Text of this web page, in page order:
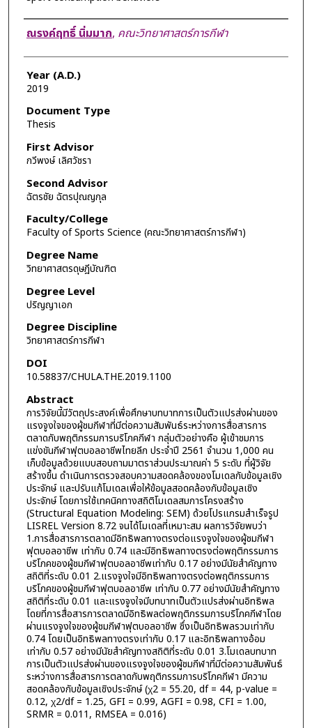
Author
ณรงค์ฤทธิ์ นิ่มมาก, คณะวิทยาศาสตร์การกีฬา
Year (A.D.)
2019
Document Type
Thesis
First Advisor
กวีพงษ์ เลิศวัชรา
Second Advisor
ฉัตรชัย ฉัตรปุณญกุล
Faculty/College
Faculty of Sports Science (คณะวิทยาศาสตร์การกีฬา)
Degree Name
วิทยาศาสตรดุษฎีบัณฑิต
Degree Level
ปริญญาเอก
Degree Discipline
วิทยาศาสตร์การกีฬา
DOI
10.58837/CHULA.THE.2019.1100
Abstract
การวิจัยนี้มีวัตถุประสงค์เพื่อศึกษาบทบาทการเป็นตัวแปรส่งผ่านของ
แรงจูงใจของผู้ชมกีฬาที่มีต่อความสัมพันธ์ระหว่างการสื่อสารการ
ตลาดกับพฤติกรรมการบริโภคกีฬา กลุ่มตัวอย่างคือ ผู้เข้าชมการ
แข่งขันกีฬาฟุตบอลอาชีพไทยลีก ประจำปี 2561 จำนวน 1,000 คน
เก็บข้อมูลด้วยแบบสอบถามมาตราส่วนประมาณค่า 5 ระดับ ที่ผู้วิจัย
สร้างขึ้น ดำเนินการตรวจสอบความสอดคล้องของโมเดลกับข้อมูลเชิง
ประจักษ์ และปรับแก้โมเดลเพื่อให้ข้อมูลสอดคล้องกับข้อมูลเชิง
ประจักษ์ โดยการใช้เทคนิคทางสถิติโมเดลสมการโครงสร้าง
(Structural Equation Modeling: SEM) ด้วยโปรแกรมสำเร็จรูป
LISREL Version 8.72 จนได้โมเดลที่เหมาะสม ผลการวิจัยพบว่า
1.การสื่อสารการตลาดมีอิทธิพลทางตรงต่อแรงจูงใจของผู้ชมกีฬา
ฟุตบอลอาชีพ เท่ากับ 0.74 และมีอิทธิพลทางตรงต่อพฤติกรรมการ
บริโภคของผู้ชมกีฬาฟุตบอลอาชีพเท่ากับ 0.17 อย่างมีนัยสำคัญทาง
สถิติที่ระดับ 0.01 2.แรงจูงใจมีอิทธิพลทางตรงต่อพฤติกรรมการ
บริโภคของผู้ชมกีฬาฟุตบอลอาชีพ เท่ากับ 0.77 อย่างมีนัยสำคัญทาง
สถิติที่ระดับ 0.01 และแรงจูงใจมีบทบาทเป็นตัวแปรส่งผ่านอิทธิพล
โดยที่การสื่อสารการตลาดมีอิทธิพลต่อพฤติกรรมการบริโภคกีฬาโดย
ผ่านแรงจูงใจของผู้ชมกีฬาฟุตบอลอาชีพ ซึ่งเป็นอิทธิพลรวมเท่ากับ
0.74 โดยเป็นอิทธิพลทางตรงเท่ากับ 0.17 และอิทธิพลทางอ้อม
เท่ากับ 0.57 อย่างมีนัยสำคัญทางสถิติที่ระดับ 0.01 3.โมเดลบทบาท
การเป็นตัวแปรส่งผ่านของแรงจูงใจของผู้ชมกีฬาที่มีต่อความสัมพันธ์
ระหว่างการสื่อสารการตลาดกับพฤติกรรมการบริโภคกีฬา มีความ
สอดคล้องกับข้อมูลเชิงประจักษ์ (χ2 = 55.20, df = 44, p-value =
0.12, χ2/df = 1.25, GFI = 0.99, AGFI = 0.98, CFI = 1.00,
SRMR = 0.011, RMSEA = 0.016)